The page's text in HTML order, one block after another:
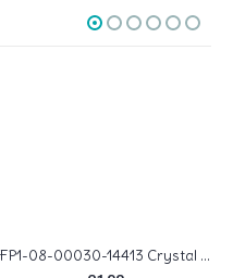
FP1-08-00030-14413 Crystal Champagne Luster Czech Glass Facet Firepolish 8 mm 15 stuks